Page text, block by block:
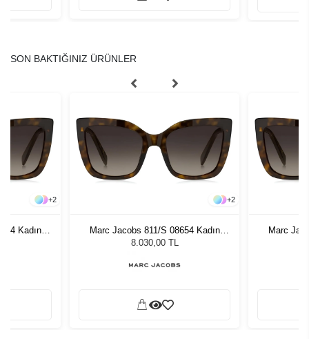
SON BAKTIĞINIZ ÜRÜNLER
+2
Kadın
+2
Marc Jacobs 811/S 08654 Kadın
Güneş Gözlüğü
8.030,00 TL
Marc